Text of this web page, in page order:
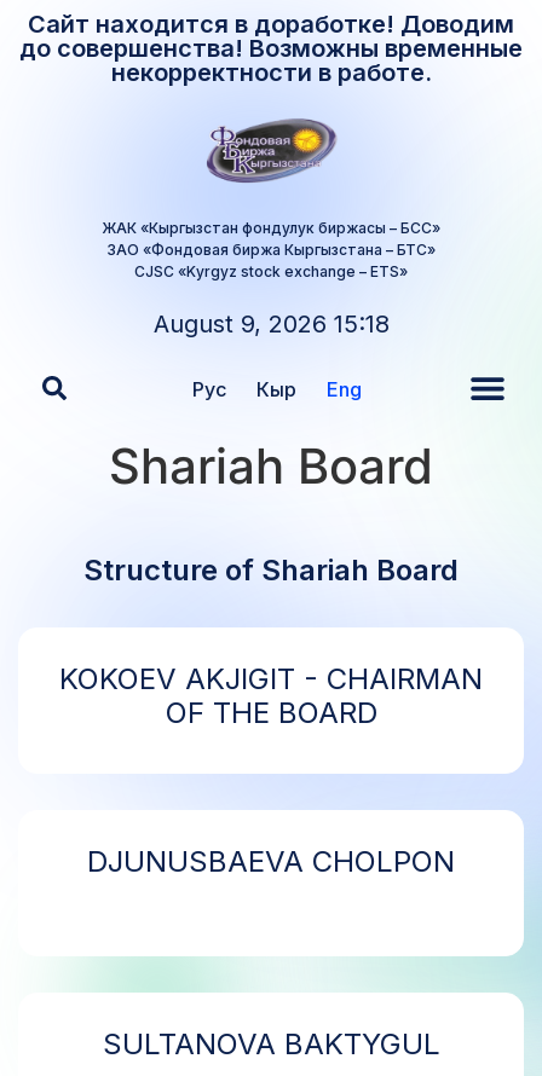
Сайт находится в доработке! Доводим
до совершенства! Возможны временные
некорректности в работе.
ЖАК «Кыргызстан фондулук биржасы – БСС»
ЗАО «Фондовая биржа Кыргызстана – БТС»
CJSC «Kyrgyz stock exchange – ETS»
August 9, 2026 15:18
Рус Кыр Eng
Shariah Board
Structure of Shariah Board
KOKOEV AKJIGIT - CHAIRMAN
OF THE BOARD
DJUNUSBAEVA CHOLPON
SULTANOVA BAKTYGUL